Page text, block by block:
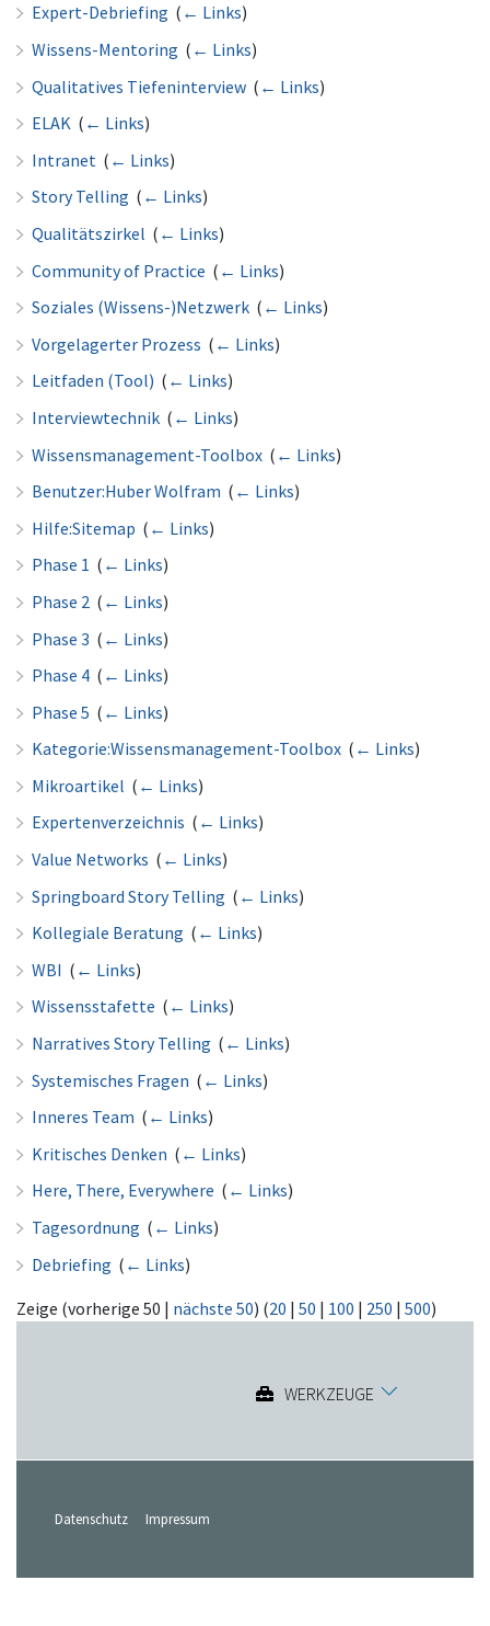
Expert-Debriefing ( ← Links)
Wissens-Mentoring ( ← Links)
Qualitatives Tiefeninterview ( ← Links)
ELAK ( ← Links)
Intranet ( ← Links)
Story Telling ( ← Links)
Qualitätszirkel ( ← Links)
Community of Practice ( ← Links)
Soziales (Wissens-)Netzwerk ( ← Links)
Vorgelagerter Prozess ( ← Links)
Leitfaden (Tool) ( ← Links)
Interviewtechnik ( ← Links)
Wissensmanagement-Toolbox ( ← Links)
Benutzer:Huber Wolfram ( ← Links)
Hilfe:Sitemap ( ← Links)
Phase 1 ( ← Links)
Phase 2 ( ← Links)
Phase 3 ( ← Links)
Phase 4 ( ← Links)
Phase 5 ( ← Links)
Kategorie:Wissensmanagement-Toolbox ( ← Links)
Mikroartikel ( ← Links)
Expertenverzeichnis ( ← Links)
Value Networks ( ← Links)
Springboard Story Telling ( ← Links)
Kollegiale Beratung ( ← Links)
WBI ( ← Links)
Wissensstafette ( ← Links)
Narratives Story Telling ( ← Links)
Systemisches Fragen ( ← Links)
Inneres Team ( ← Links)
Kritisches Denken ( ← Links)
Here, There, Everywhere ( ← Links)
Tagesordnung ( ← Links)
Debriefing ( ← Links)
Zeige (vorherige 50 | nächste 50) (20 | 50 | 100 | 250 | 500)
WERKZEUGE
Datenschutz Impressum